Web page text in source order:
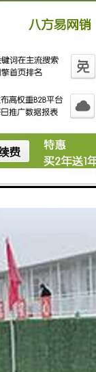
立柱间距2
严格按图施
之目的。
为喷绘，以
时防护。
全防护。是